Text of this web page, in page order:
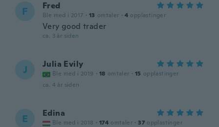
F Fred
Ble med i 2017 · 13 omtaler · 4 opplastinger
Very good trader
ca. 3 år siden
J Julia Evily
Ble med i 2019 · 18 omtaler · 15 opplastinger
ca. 4 år siden
E Edina
Ble med i 2018 · 174 omtaler · 37 opplastinger